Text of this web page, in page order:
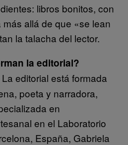
libros bonitos, con
allá de que «se lean
la talacha del lector.
la editorial?
La editorial está formada
poeta y narradora,
en
en el Laboratorio
España, Gabriela